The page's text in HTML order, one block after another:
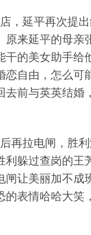
，延平再次提
来延平的母亲
的美女助手给
自由，怎么可
前与英英结婚
再拉电闸，胜
躲过查岗的王
让美丽加不成
表情哈哈大笑